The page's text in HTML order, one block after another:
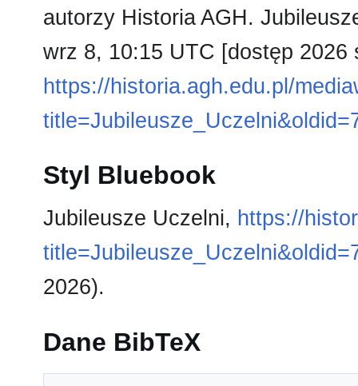
autorzy Historia AGH.
wrz 8, 10:15 UTC [dostęp
https://historia.agh.edu.pl/
Styl Bluebook
Jubileusze Uczelni, https://
2026).
Dane BibTeX